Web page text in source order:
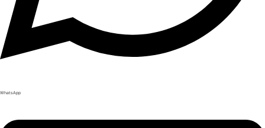
WhatsApp